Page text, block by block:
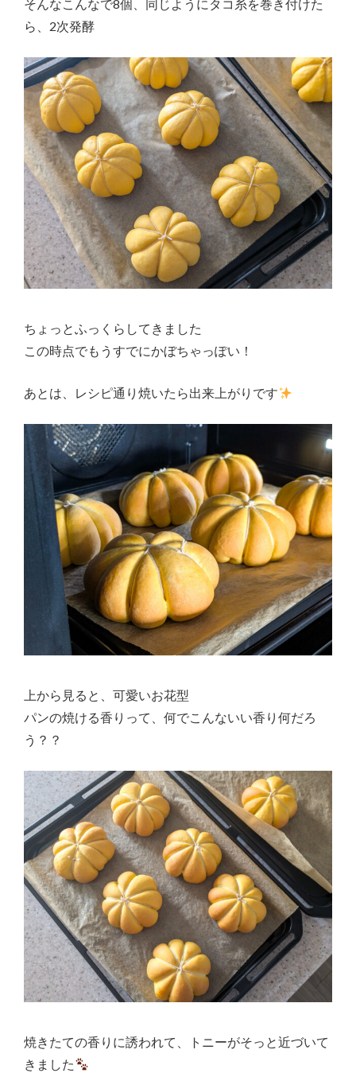
そんなこんなで8個、同じようにタコ糸を巻き付けた
ら、2次発酵
ちょっとふっくらしてきました
この時点でもうすでにかぼちゃっぽい！
あとは、レシピ通り焼いたら出来上がりです
上から見ると、可愛いお花型
パンの焼ける香りって、何でこんないい香り何だろ
う？？
焼きたての香りに誘われて、トニーがそっと近づいて
きました